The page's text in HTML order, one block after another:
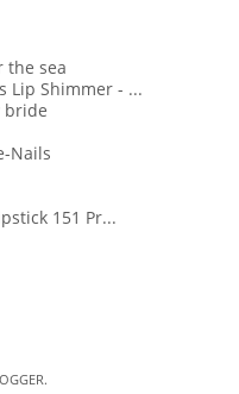
the sea
Lip Shimmer - ...
bride
Nails
151 Pr...
.